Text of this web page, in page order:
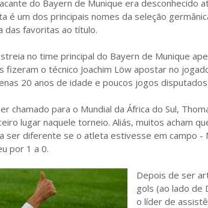
do Bayern de Munique era desconhecido
é um dos principais nomes da seleção
das favoritas ao título.
no time principal do Bayern de Munique
fizeram o técnico Joachim Löw apostar no
20 anos de idade e poucos jogos
chamado para o Mundial da África do Sul,
lugar naquele torneio. Aliás, muitos acham
ser diferente se o atleta estivesse em campo -
por 1 a 0.
Depois de ser
gols (ao lado de
o líder de